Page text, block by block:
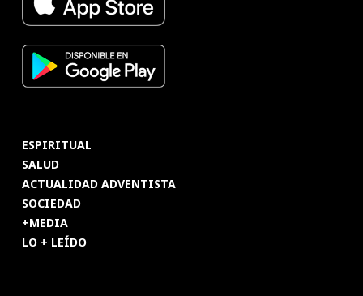
ESPIRITUAL
SALUD
ACTUALIDAD ADVENTISTA
SOCIEDAD
+MEDIA
LO + LEÍDO